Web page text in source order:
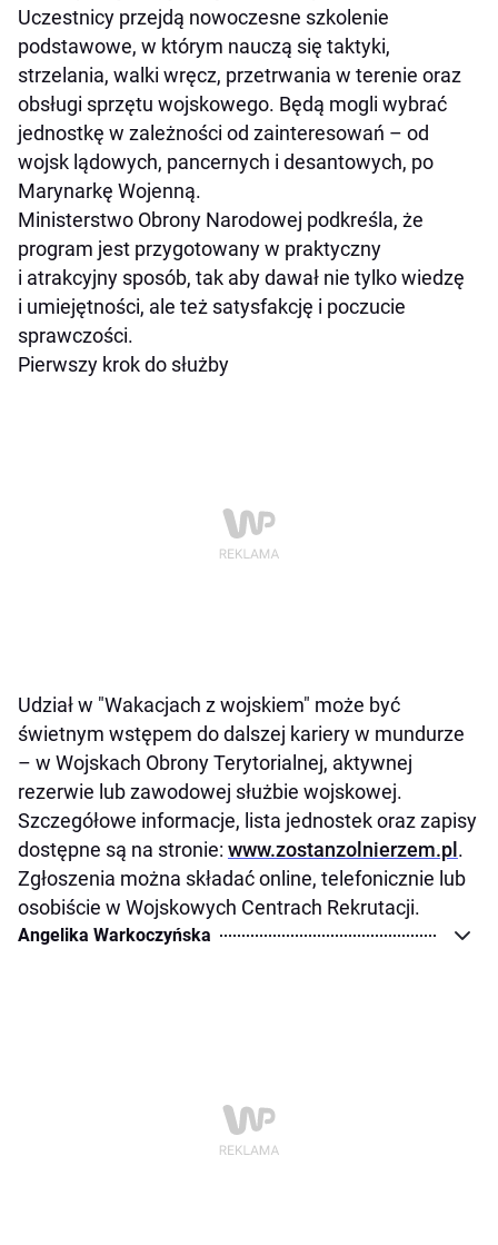
Uczestnicy przejdą nowoczesne szkolenie
podstawowe, w którym nauczą się taktyki,
strzelania, walki wręcz, przetrwania w terenie oraz
obsługi sprzętu wojskowego. Będą mogli wybrać
jednostkę w zależności od zainteresowań – od
wojsk lądowych, pancernych i desantowych, po
Marynarkę Wojenną.
Ministerstwo Obrony Narodowej podkreśla, że
program jest przygotowany w praktyczny
i atrakcyjny sposób, tak aby dawał nie tylko wiedzę
i umiejętności, ale też satysfakcję i poczucie
sprawczości.
Pierwszy krok do służby
Udział w "Wakacjach z wojskiem" może być
świetnym wstępem do dalszej kariery w mundurze
– w Wojskach Obrony Terytorialnej, aktywnej
rezerwie lub zawodowej służbie wojskowej.
Szczegółowe informacje, lista jednostek oraz zapisy
dostępne są na stronie: www.zostanzolnierzem.pl .
Zgłoszenia można składać online, telefonicznie lub
osobiście w Wojskowych Centrach Rekrutacji.
Angelika Warkoczyńska